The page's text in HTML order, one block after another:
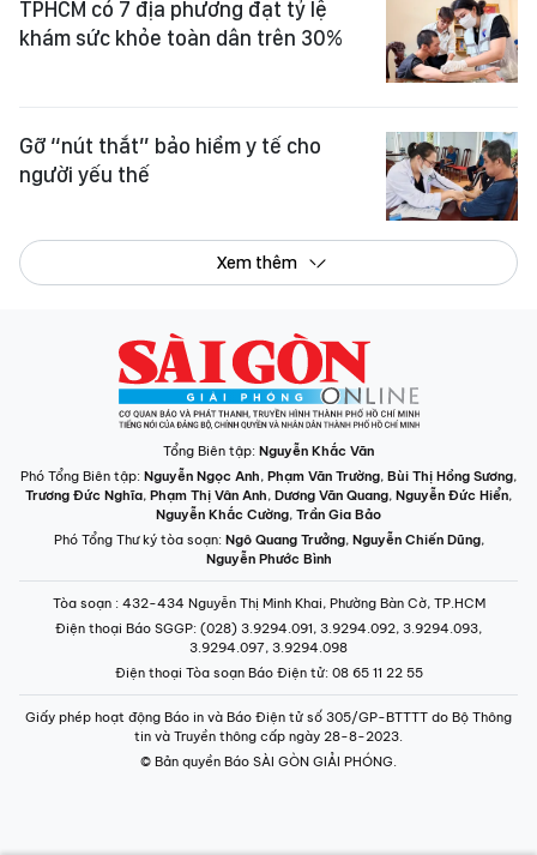
TPHCM có 7 địa phương đạt tỷ lệ
khám sức khỏe toàn dân trên 30%
Gỡ “nút thắt” bảo hiểm y tế cho
người yếu thế
Xem thêm
Tổng Biên tập: Nguyễn Khắc Văn
Phó Tổng Biên tập: Nguyễn Ngọc Anh, Phạm Văn Trường, Bùi Thị Hồng Sương,
Trương Đức Nghĩa, Phạm Thị Vân Anh, Dương Văn Quang, Nguyễn Đức Hiển,
Nguyễn Khắc Cường, Trần Gia Bảo
Phó Tổng Thư ký tòa soạn: Ngô Quang Trưởng, Nguyễn Chiến Dũng,
Nguyễn Phước Bình
Tòa soạn : 432-434 Nguyễn Thị Minh Khai, Phường Bàn Cờ, TP.HCM
Điện thoại Báo SGGP: (028) 3.9294.091, 3.9294.092, 3.9294.093,
3.9294.097, 3.9294.098
Điện thoại Tòa soạn Báo Điện tử: 08 65 11 22 55
Giấy phép hoạt động Báo in và Báo Điện tử số 305/GP-BTTTT do Bộ Thông
tin và Truyền thông cấp ngày 28-8-2023.
© Bản quyền Báo SÀI GÒN GIẢI PHÓNG.